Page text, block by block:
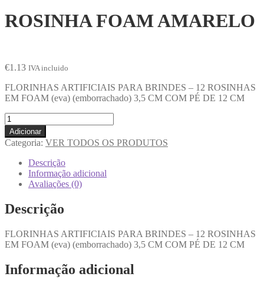
ROSINHA FOAM AMARELO
€1.13 IVA incluido
FLORINHAS ARTIFICIAIS PARA BRINDES – 12 ROSINHAS
EM FOAM (eva) (emborrachado) 3,5 CM COM PÉ DE 12 CM
Adicionar
Categoria: VER TODOS OS PRODUTOS
Descrição
Informação adicional
Avaliações (0)
Descrição
FLORINHAS ARTIFICIAIS PARA BRINDES – 12 ROSINHAS
EM FOAM (eva) (emborrachado) 3,5 CM COM PÉ DE 12 CM
Informação adicional